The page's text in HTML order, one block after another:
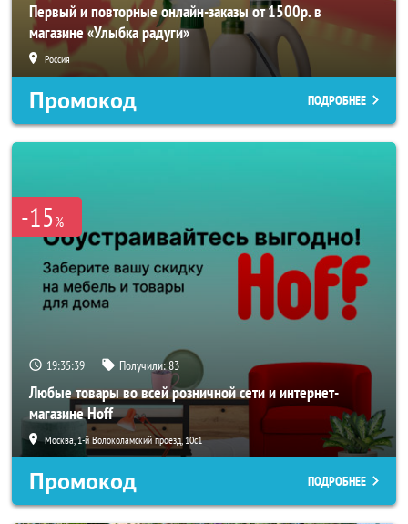
Первый и повторные онлайн-заказы от 1500р. в
магазине «Улыбка радуги»
Россия
Промокод ПОДРОБНЕЕ
-15%
19:35:37 Получили:83
Любые товары во всей розничной сети и интернет-
магазине Hoff
Москва, 1-й Волоколамский проезд, 10с1
Промокод ПОДРОБНЕЕ